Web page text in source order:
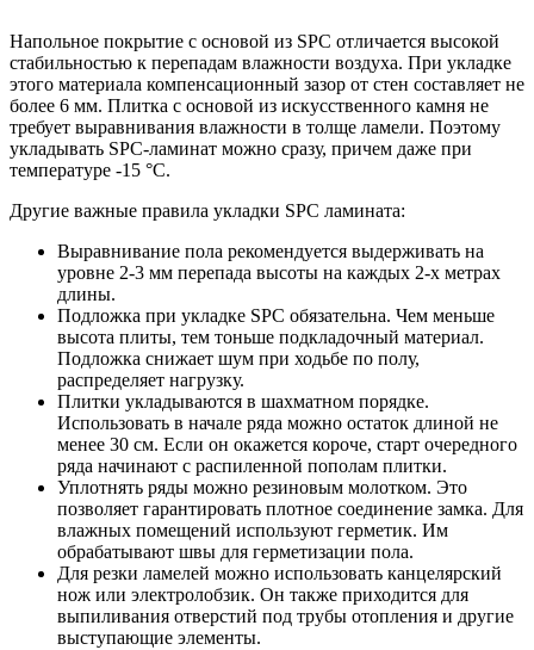
Напольное покрытие с основой из SPC отличается высокой
стабильностью к перепадам влажности воздуха. При укладке
этого материала компенсационный зазор от стен составляет не
более 6 мм. Плитка с основой из искусственного камня не
требует выравнивания влажности в толще ламели. Поэтому
укладывать SPC-ламинат можно сразу, причем даже при
температуре -15 °C.
Другие важные правила укладки SPC ламината:
Выравнивание пола рекомендуется выдерживать на
уровне 2-3 мм перепада высоты на каждых 2-х метрах
длины.
Подложка при укладке SPC обязательна. Чем меньше
высота плиты, тем тоньше подкладочный материал.
Подложка снижает шум при ходьбе по полу,
распределяет нагрузку.
Плитки укладываются в шахматном порядке.
Использовать в начале ряда можно остаток длиной не
менее 30 см. Если он окажется короче, старт очередного
ряда начинают с распиленной пополам плитки.
Уплотнять ряды можно резиновым молотком. Это
позволяет гарантировать плотное соединение замка. Для
влажных помещений используют герметик. Им
обрабатывают швы для герметизации пола.
Для резки ламелей можно использовать канцелярский
нож или электролобзик. Он также приходится для
выпиливания отверстий под трубы отопления и другие
выступающие элементы.